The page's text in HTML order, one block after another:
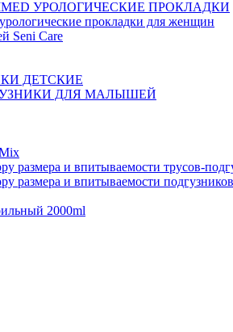
УРОЛОГИЧЕСКИЕ ПРОКЛАДКИ
прокладки для женщин
Seni Care
ДЕТСКИЕ
ДЛЯ МАЛЫШЕЙ
и впитываемости трусов-
и впитываемости подгузников
2000ml